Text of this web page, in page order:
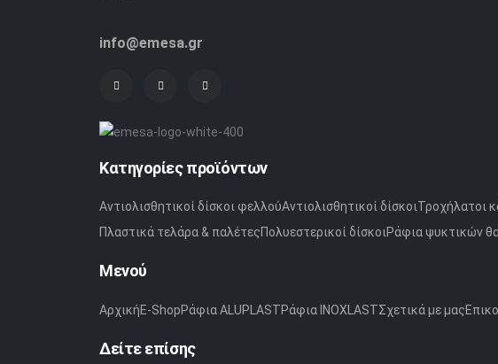
info@emesa.gr
Κατηγορίες προϊόντων
Αντιολισθητικοί δίσκοι φελλούΑντιολισθητικοί δίσκοιΤροχήλατοι
Πλαστικά τελάρα & παλέτεςΠολυεστερικοί δίσκοιΡάφια ψυκτικών
Μενού
ΑρχικήE-ShopΡάφια ALUPLASTΡάφια INOXLASTΣχετικά με μας
Δείτε επίσης